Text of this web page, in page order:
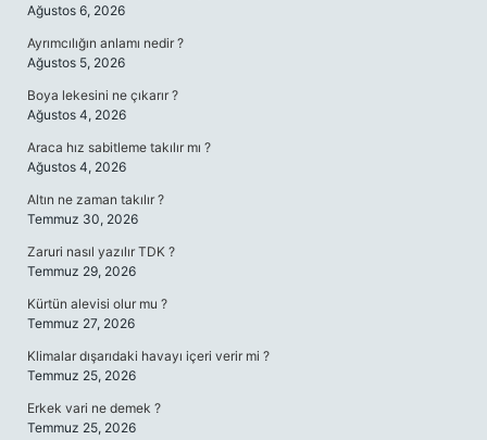
Ağustos 6, 2026
Ayrımcılığın anlamı nedir ?
Ağustos 5, 2026
Boya lekesini ne çıkarır ?
Ağustos 4, 2026
Araca hız sabitleme takılır mı ?
Ağustos 4, 2026
Altın ne zaman takılır ?
Temmuz 30, 2026
Zaruri nasıl yazılır TDK ?
Temmuz 29, 2026
Kürtün alevisi olur mu ?
Temmuz 27, 2026
Klimalar dışarıdaki havayı içeri verir mi ?
Temmuz 25, 2026
Erkek vari ne demek ?
Temmuz 25, 2026